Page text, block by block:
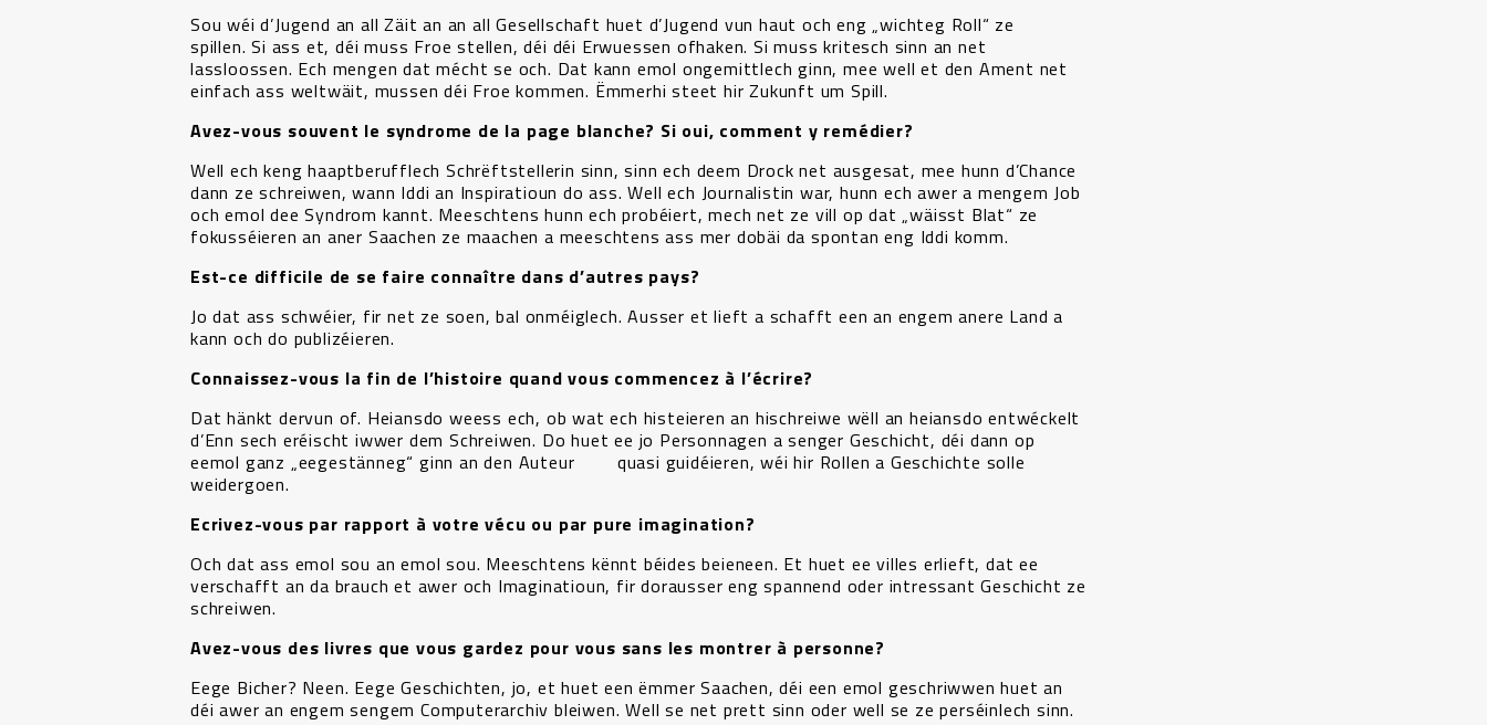
Sou wéi d’Jugend an all Zäit an an all Gesellschaft huet d’Jugend vun haut och eng „wichteg Roll“ ze
spillen. Si ass et, déi muss Froe stellen, déi déi Erwuessen ofhaken. Si muss kritesch sinn an net
lassloossen. Ech mengen dat mécht se och. Dat kann emol ongemittlech ginn, mee well et den Ament net
einfach ass weltwäit, mussen déi Froe kommen. Ëmmerhi steet hir Zukunft um Spill.
Avez-vous souvent le syndrome de la page blanche? Si oui, comment y remédier?
Well ech keng haaptberufflech Schrëftstellerin sinn, sinn ech deem Drock net ausgesat, mee hunn d’Chance
dann ze schreiwen, wann Iddi an Inspiratioun do ass. Well ech Journalistin war, hunn ech awer a mengem Job
och emol dee Syndrom kannt. Meeschtens hunn ech probéiert, mech net ze vill op dat „wäisst Blat“ ze
fokusséieren an aner Saachen ze maachen a meeschtens ass mer dobäi da spontan eng Iddi komm.
Est-ce difficile de se faire connaître dans d’autres pays?
Jo dat ass schwéier, fir net ze soen, bal onméiglech. Ausser et lieft a schafft een an engem anere Land a
kann och do publizéieren.
Connaissez-vous la fin de l’histoire quand vous commencez à l’écrire?
Dat hänkt dervun of. Heiansdo weess ech, ob wat ech histeieren an hischreiwe wëll an heiansdo entwéckelt
d’Enn sech eréischt iwwer dem Schreiwen. Do huet ee jo Personnagen a senger Geschicht, déi dann op
eemol ganz „eegestänneg“ ginn an den Auteur quasi guidéieren, wéi hir Rollen a Geschichte solle
weidergoen.
Ecrivez-vous par rapport à votre vécu ou par pure imagination?
Och dat ass emol sou an emol sou. Meeschtens kënnt béides beieneen. Et huet ee villes erlieft, dat ee
verschafft an da brauch et awer och Imaginatioun, fir dorausser eng spannend oder intressant Geschicht ze
schreiwen.
Avez-vous des livres que vous gardez pour vous sans les montrer à personne?
Eege Bicher? Neen. Eege Geschichten, jo, et huet een ëmmer Saachen, déi een emol geschriwwen huet an
déi awer an engem sengem Computerarchiv bleiwen. Well se net prett sinn oder well se ze perséinlech sinn.